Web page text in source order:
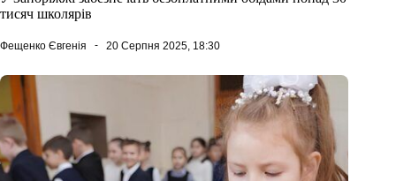
тисяч школярів
Фещенко Євгенія 20 Серпня 2025, 18:30